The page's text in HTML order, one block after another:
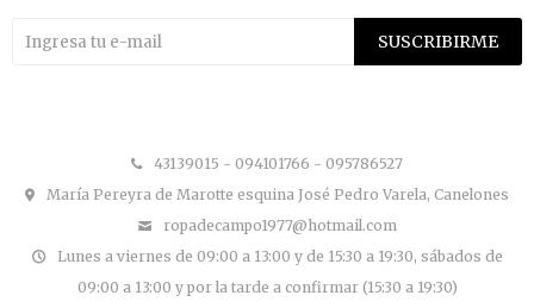
43139015 - 094101766 - 095786527
María Pereyra de Marotte esquina José Pedro Varela, Canelones
ropadecampo1977@hotmail.com
Lunes a viernes de 09:00 a 13:00 y de 15:30 a 19:30, sábados de
09:00 a 13:00 y por la tarde a confirmar (15:30 a 19:30)
SUSCRIBIRME